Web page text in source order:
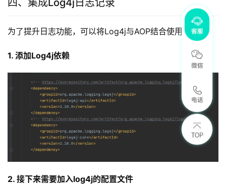
四、集成Log4j日志记录
为了提升日志功能，可以将Log4j与AOP结合使用：
1. 添加Log4j依赖
2. 接下来需要加入log4j的配置文件